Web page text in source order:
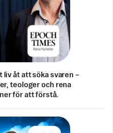
åt att söka svaren –
teologer och rena
för att förstå.